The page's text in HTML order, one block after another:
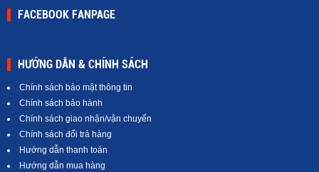
FACEBOOK FANPAGE
HƯỚNG DẪN & CHÍNH SÁCH
Chính sách bảo mật thông tin
Chính sách bảo hành
Chính sách giao nhận/vận chuyển
Chính sách đổi trả hàng
Hướng dẫn thanh toán
Hướng dẫn mua hàng